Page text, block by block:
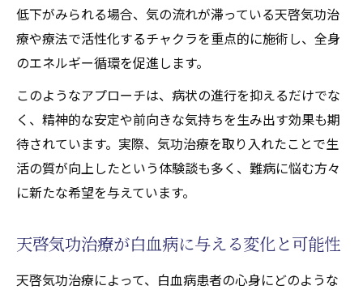
天啓気功治療の施術で変わる毎日の質
寛解を支える天啓気功治療の実践ポイント
天啓気功治療の体験から見える未来への希
望
エネルギーワークがもたらす再生の可能性
天啓気功治療によるエネルギー再生の実感
例
難病におけるエネルギーワークの活用法
天啓気功治療や療法で活性化するクンダリ
ニー覚醒と再生効果の関連性
低下がみられる場合、気の流れが滞っている天啓気功治
療や療法で活性化するチャクラを重点的に施術し、全身
のエネルギー循環を促進します。
このようなアプローチは、病状の進行を抑えるだけでな
く、精神的な安定や前向きな気持ちを生み出す効果も期
待されています。実際、気功治療を取り入れたことで生
活の質が向上したという体験談も多く、難病に悩む方々
に新たな希望を与えています。
天啓気功治療が白血病に与える変化と可能性
天啓気功治療によって、白血病患者の心身にどのような